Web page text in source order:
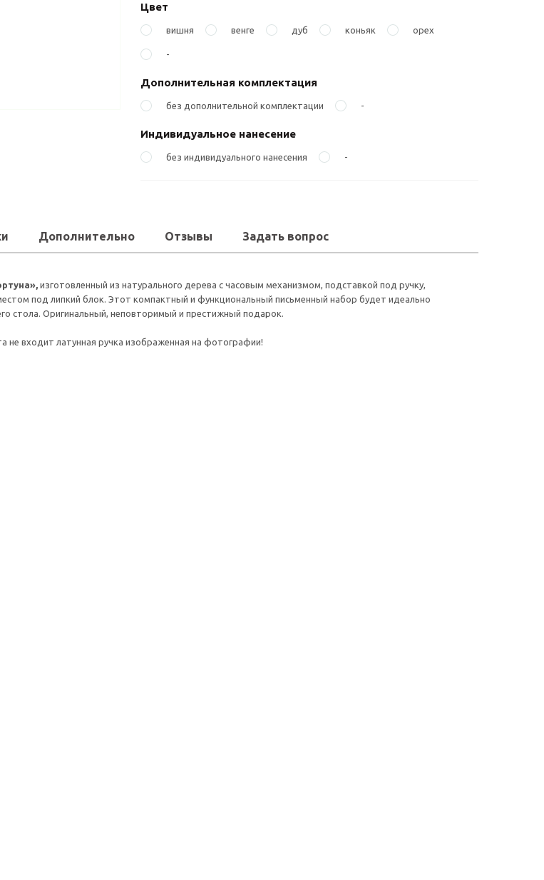
Цвет
вишня венге дуб коньяк орех
-
Дополнительная комплектация
без дополнительной комплектации -
Индивидуальное нанесение
без индивидуального нанесения -
Дополнительно Отзывы Задать вопрос
изготовленный из натурального дерева с часовым механизмом, подставкой под ручку,
под липкий блок. Этот компактный и функциональный письменный набор будет идеально
стола. Оригинальный, неповторимый и престижный подарок.
не входит латунная ручка изображенная на фотографии!